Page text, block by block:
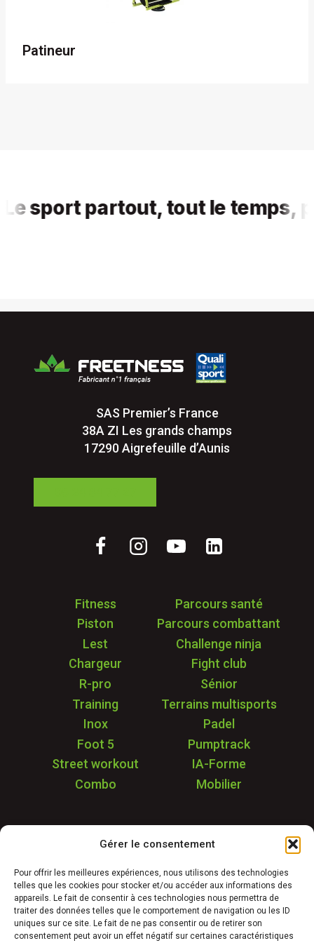
Gérer le consentement
Pour offrir les meilleures expériences, nous utilisons des technologies
telles que les cookies pour stocker et/ou accéder aux informations des
appareils. Le fait de consentir à ces technologies nous permettra de
traiter des données telles que le comportement de navigation ou les ID
uniques sur ce site. Le fait de ne pas consentir ou de retirer son
consentement peut avoir un effet négatif sur certaines caractéristiques
Patineur
sport partout, tout le temps,
SAS Premier’s France
38A ZI Les grands champs
17290 Aigrefeuille d’Aunis
Fitness
Parcours santé
Piston
Parcours combattant
Lest
Challenge ninja
Chargeur
Fight club
R-pro
Sénior
Training
Terrains multisports
Inox
Padel
Foot 5
Pumptrack
Street workout
IA-Forme
Combo
Mobilier
Garantie & SAV
Déstockage
Réalisations
FAQ
Blog